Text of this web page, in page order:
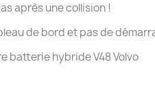
après une collision !
de bord et pas de
batterie hybride V48 Volvo